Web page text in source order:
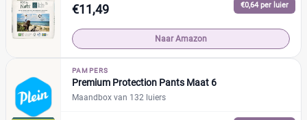
€0,64 per luier
€11,49
Naar Amazon
PAMPERS
Premium Protection Pants Maat 6
Maandbox van 132 luiers